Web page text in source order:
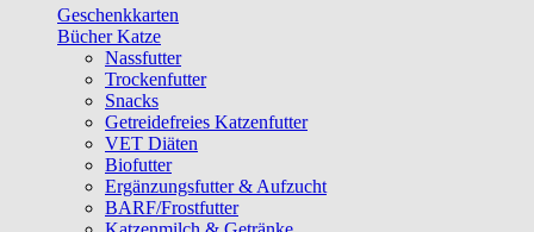
Geschenkkarten
Bücher Katze
Nassfutter
Trockenfutter
Snacks
Getreidefreies Katzenfutter
VET Diäten
Biofutter
Ergänzungsfutter & Aufzucht
BARF/Frostfutter